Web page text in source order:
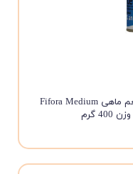
کنسرو غذای سگ نژاد متوسط فیفورا با طعم ماهی Fifora Medium